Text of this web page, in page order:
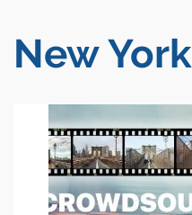
New York